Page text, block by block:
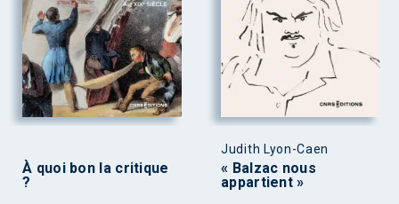
À quoi bon la critique
?
Judith Lyon-Caen
« Balzac nous
appartient »